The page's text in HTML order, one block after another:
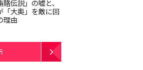
伝説」の嘘と、
「大奥」を敵に回
理由